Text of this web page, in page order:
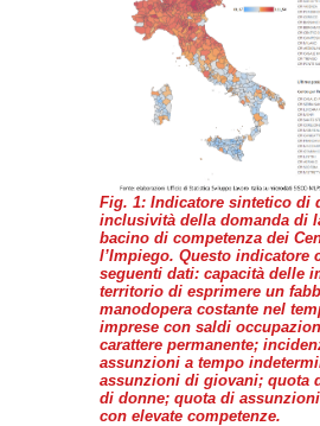
Fig. 1: Indicatore sintetico di
inclusività della domanda di
bacino di competenza dei
l’Impiego. Questo indicatore
seguenti dati: capacità delle
territorio di esprimere un
manodopera costante nel
imprese con saldi
carattere permanente;
assunzioni a tempo
assunzioni di giovani; quota
di donne; quota di
con elevate competenze.